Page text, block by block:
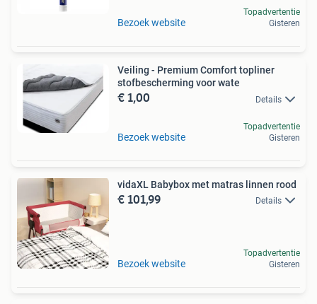
Bezoek website
Topadvertentie
Gisteren
Veiling - Premium Comfort topliner
stofbescherming voor wate
€ 1,00 Details
Bezoek website
Topadvertentie
Gisteren
vidaXL Babybox met matras linnen rood
€ 101,99 Details
Bezoek website
Topadvertentie
Gisteren